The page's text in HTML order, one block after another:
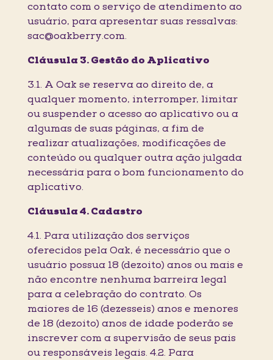
contato com o serviço de atendimento ao
usuário, para apresentar suas ressalvas:
sac@oakberry.com.
Cláusula 3. Gestão do Aplicativo
3.1. A Oak se reserva ao direito de, a
qualquer momento, interromper, limitar
ou suspender o acesso ao aplicativo ou a
algumas de suas páginas, a fim de
realizar atualizações, modificações de
conteúdo ou qualquer outra ação julgada
necessária para o bom funcionamento do
aplicativo.
Cláusula 4. Cadastro
4.1. Para utilização dos serviços
oferecidos pela Oak, é necessário que o
usuário possua 18 (dezoito) anos ou mais e
não encontre nenhuma barreira legal
para a celebração do contrato. Os
maiores de 16 (dezesseis) anos e menores
de 18 (dezoito) anos de idade poderão se
inscrever com a supervisão de seus pais
ou responsáveis legais. 4.2. Para